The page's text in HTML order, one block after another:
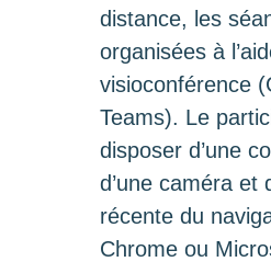
distance, les
organisées à
visioconférence
Teams). Le
disposer d’une
d’une caméra et
récente du
Chrome ou